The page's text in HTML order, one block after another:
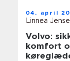
04. april
Linnea
Volvo:
komfort